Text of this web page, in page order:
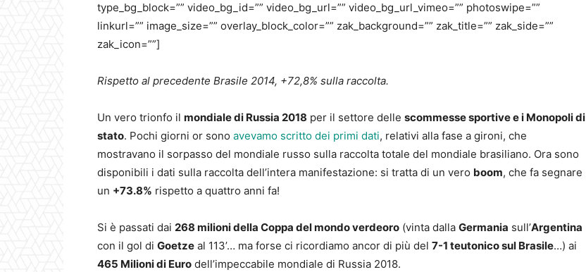
type_bg_block=”” video_bg_id=”” video_bg_url=”” video_bg_url_vimeo=”” photoswipe=””
linkurl=”” image_size=”” overlay_block_color=”” zak_background=”” zak_title=”” zak_side=””
zak_icon=””]
Rispetto al precedente Brasile 2014, +72,8% sulla raccolta.
Un vero trionfo il mondiale di Russia 2018 per il settore delle scommesse sportive e i Monopoli di
stato. Pochi giorni or sono avevamo scritto dei primi dati, relativi alla fase a gironi, che
mostravano il sorpasso del mondiale russo sulla raccolta totale del mondiale brasiliano. Ora sono
disponibili i dati sulla raccolta dell’intera manifestazione: si tratta di un vero boom, che fa segnare
un +73.8% rispetto a quattro anni fa!
Si è passati dai 268 milioni della Coppa del mondo verdeoro (vinta dalla Germania sull’Argentina
con il gol di Goetze al 113’… ma forse ci ricordiamo ancor di più del 7-1 teutonico sul Brasile…) ai
465 Milioni di Euro dell’impeccabile mondiale di Russia 2018.